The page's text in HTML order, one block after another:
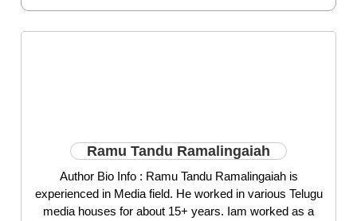
Ramu Tandu Ramalingaiah
Author Bio Info : Ramu Tandu Ramalingaiah is
experienced in Media field. He worked in various Telugu
media houses for about 15+ years. Iam worked as a